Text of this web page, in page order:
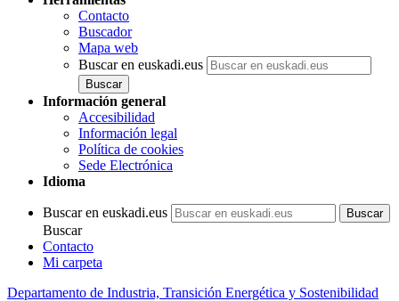
Contacto
Buscador
Mapa web
Buscar en euskadi.eus
Información general
Accesibilidad
Información legal
Política de cookies
Sede Electrónica
Idioma
Buscar en euskadi.eus
Buscar
Contacto
Mi carpeta
Departamento de Industria, Transición Energética y Sostenibilidad